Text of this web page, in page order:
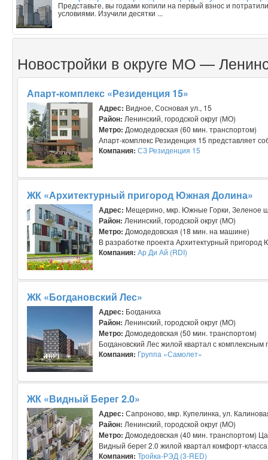
Представьте, вы годами копили на первый взнос и
условиями. Изучили десятки ...
Новостройки в округе МО —
Апарт-комплекс «Резиденция 15»
Адрес: Видное, Сосновая ул., 15
Район: Ленинский, городской округ (МО)
Метро: Домодедовская (60 мин. транспортом)
Апарт-комплекс Резиденция 15 представляет
Компания: СЗ Резиденция 15
ЖК «Архитектурный пригород Южная Долина»
Адрес: Мещерино, мкр. Южные Горки, Зеленое
Район: Ленинский, городской округ (МО)
Метро: Домодедовская (18 мин. на машине)
В разработке проекта Архитектурный
Компания: Ар Ди Ай (RDI)
ЖК «Богдановский Лес»
Адрес: Богданиха
Район: Ленинский, городской округ (МО)
Метро: Домодедовская (50 мин. транспортом)
Богдановский Лес жилой квартал с
Компания: Группа «Самолет»
ЖК «Видный Берег 2.0»
Адрес: Сапроново, мкр. Купелинка, ул.
Район: Ленинский, городской округ (МО)
Метро: Домодедовская (40 мин. транспортом)
Видный берег 2.0 жилой квартал комфорт-
Компания: Тройка-РЭД (3-RED)